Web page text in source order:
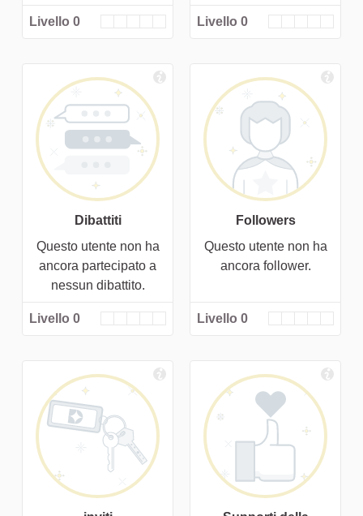
Livello 0 Livello 0
Dibattiti
Questo utente non ha
ancora partecipato a
nessun dibattito.
Livello 0
Followers
Questo utente non ha
ancora follower.
Livello 0